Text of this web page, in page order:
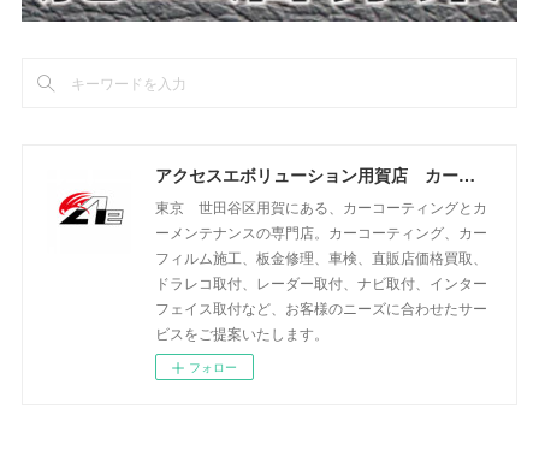
アクセスエボリューション用賀店 カーコーティング・カーメンテナンスの専門店
東京 世田谷区用賀にある、カーコーティングとカ
ーメンテナンスの専門店。カーコーティング、カー
フィルム施工、板金修理、車検、直販店価格買取、
ドラレコ取付、レーダー取付、ナビ取付、インター
フェイス取付など、お客様のニーズに合わせたサー
ビスをご提案いたします。
フォロー